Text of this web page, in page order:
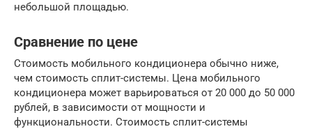
небольшой площадью.
Сравнение по цене
Стоимость мобильного кондиционера обычно ниже,
чем стоимость сплит-системы. Цена мобильного
кондиционера может варьироваться от 20 000 до 50 000
рублей, в зависимости от мощности и
функциональности. Стоимость сплит-системы